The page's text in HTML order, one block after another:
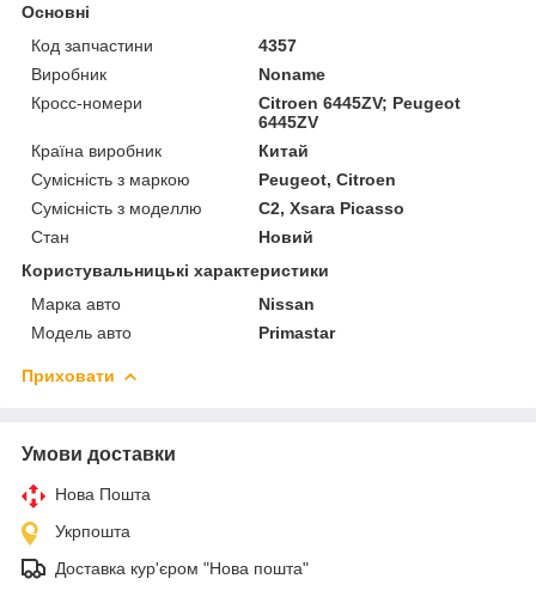
Основні
Код запчастини
4357
Виробник
Noname
Кросс-номери
Citroen 6445ZV; Peugeot
6445ZV
Країна виробник
Китай
Сумісність з маркою
Peugeot, Citroen
Сумісність з моделлю
C2, Xsara Picasso
Стан
Новий
Користувальницькі характеристики
Марка авто
Nissan
Модель авто
Primastar
Приховати
Умови доставки
Нова Пошта
Укрпошта
Доставка кур'єром "Нова пошта"